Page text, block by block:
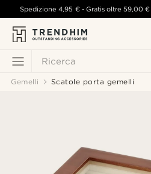
Ricerca
Spedizione4,95 €- Gratis oltre 59,00 €
Gemelli Scatole porta gemelli